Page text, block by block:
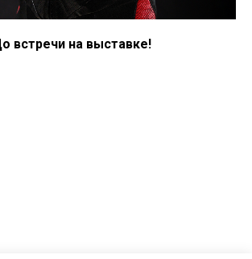
встречи на выставке!